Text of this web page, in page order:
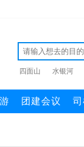
四面山 水银河
团建会议